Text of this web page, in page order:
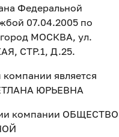
Федеральной
07.04.2005 по
город МОСКВА, ул.
СТР.1, Д.25.
является
ЮРЬЕВНА
компании ОБЩЕСТВО